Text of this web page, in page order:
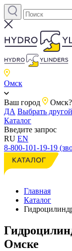
Омск
Ваш город
Омск?
ДА Выбрать другой
Каталог
Введите запрос
RU EN
8-800-101-19-19
Главная
Каталог
Омске